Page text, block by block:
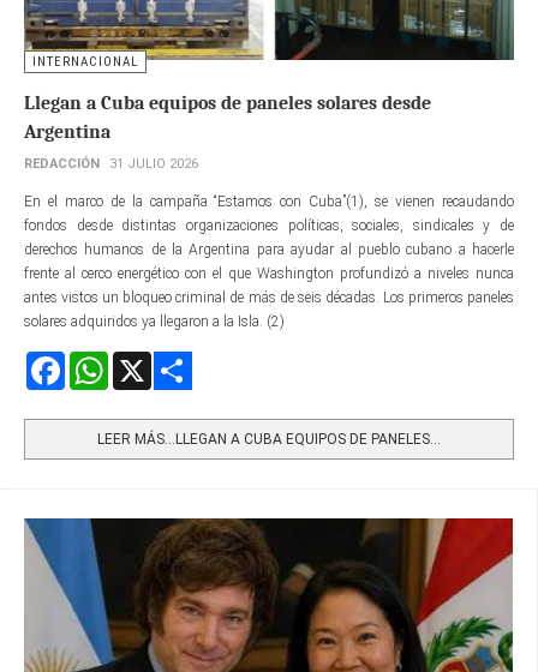
INTERNACIONAL
Llegan a Cuba equipos de paneles solares desde
Argentina
REDACCIÓN 31 JULIO 2026
En el marco de la campaña “Estamos con Cuba”(1), se vienen recaudando
fondos desde distintas organizaciones políticas, sociales, sindicales y de
derechos humanos de la Argentina para ayudar al pueblo cubano a hacerle
frente al cerco energético con el que Washington profundizó a niveles nunca
antes vistos un bloqueo criminal de más de seis décadas. Los primeros paneles
solares adquiridos ya llegaron a la Isla. (2)
FacebookWhatsApp
LEER MÁS…LLEGAN A CUBA EQUIPOS DE PANELES...